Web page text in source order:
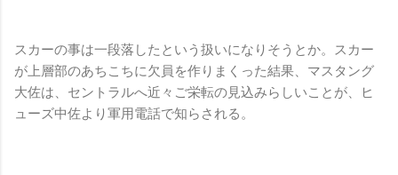
スカーの事は一段落したという扱いになりそうとか。スカー
が上層部のあちこちに欠員を作りまくった結果、マスタング
大佐は、セントラルへ近々ご栄転の見込みらしいことが、ヒ
ューズ中佐より軍用電話で知らされる。